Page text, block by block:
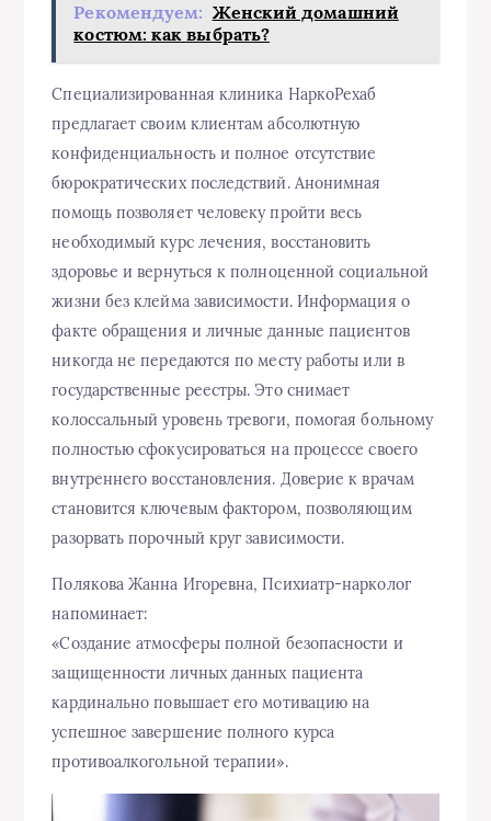
Рекомендуем: Женский домашний
костюм: как выбрать?
Специализированная клиника НаркоРехаб
предлагает своим клиентам абсолютную
конфиденциальность и полное отсутствие
бюрократических последствий. Анонимная
помощь позволяет человеку пройти весь
необходимый курс лечения, восстановить
здоровье и вернуться к полноценной социальной
жизни без клейма зависимости. Информация о
факте обращения и личные данные пациентов
никогда не передаются по месту работы или в
государственные реестры. Это снимает
колоссальный уровень тревоги, помогая больному
полностью сфокусироваться на процессе своего
внутреннего восстановления. Доверие к врачам
становится ключевым фактором, позволяющим
разорвать порочный круг зависимости.
Полякова Жанна Игоревна, Психиатр-нарколог
напоминает:
«Создание атмосферы полной безопасности и
защищенности личных данных пациента
кардинально повышает его мотивацию на
успешное завершение полного курса
противоалкогольной терапии».